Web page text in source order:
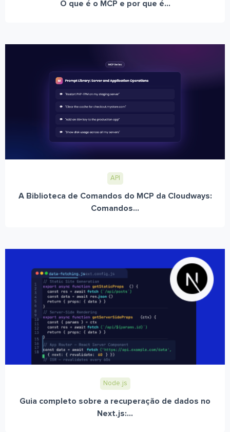
O que é o MCP e por que é...
API
A Biblioteca de Comandos do MCP da Cloudways:
Comandos...
Node.js
Guia completo sobre a recuperação de dados no
Next.js:...